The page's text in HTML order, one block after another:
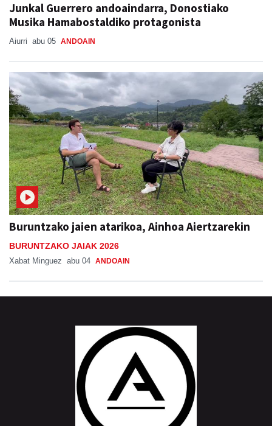
Junkal Guerrero andoaindarra, Donostiako
Musika Hamabostaldiko protagonista
Aiurri abu 05 ANDOAIN
Buruntzako jaien atarikoa, Ainhoa Aiertzarekin
BURUNTZAKO JAIAK 2026
Xabat Minguez abu 04 ANDOAIN